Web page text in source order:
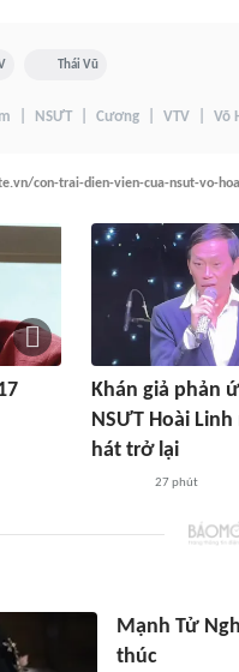
Thái Vũ
NSƯT Cương VTV Võ
con-trai-dien-vien-cua-nsut-vo-
Khán giả phản
NSƯT Hoài
hát trở lại
27 phút
Mạnh Tử
thúc